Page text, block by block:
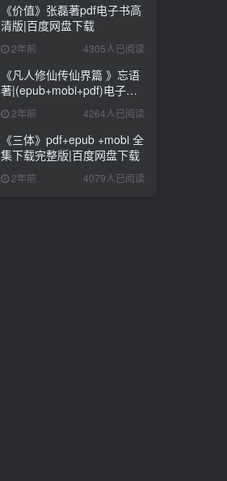
《价值》张磊著pdf电子书高
清版|百度网盘下载
2年前 4305人已阅读
《凡人修仙传仙界篇 》忘语
著|(epub+mobi+pdf)电子书
下载
2年前 4264人已阅读
《三体》pdf+epub +mobi 全
集下载完整版|百度网盘下载
2年前 4079人已阅读